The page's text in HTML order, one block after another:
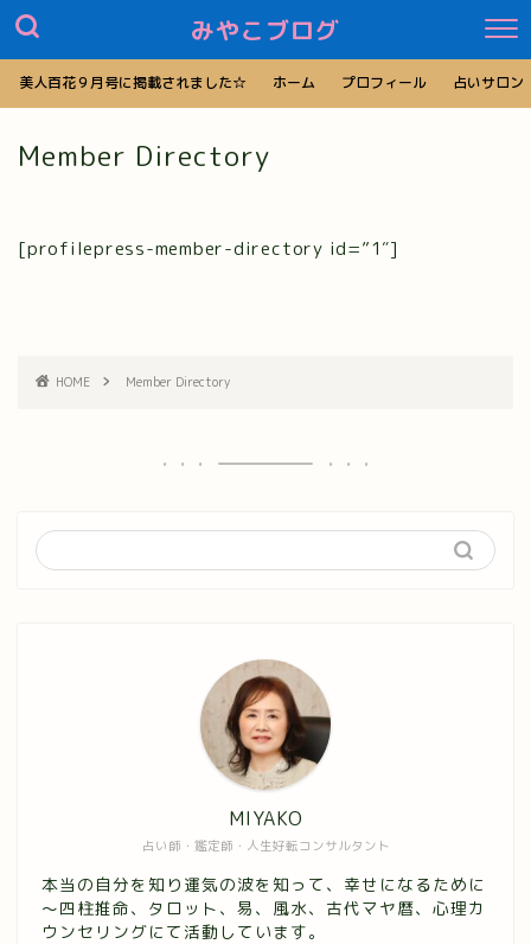
みやこブログ
美人百花９月号に掲載されました☆ ホーム プロフィール 占いサロン
Member Directory
[profilepress-member-directory id=”1″]
HOME Member Directory
占い師・鑑定師・人生好転コンサルタント
MIYAKO
本当の自分を知り運気の波を知って、幸せになるために
～四柱推命、タロット、易、風水、古代マヤ暦、心理カ
ウンセリングにて活動しています。